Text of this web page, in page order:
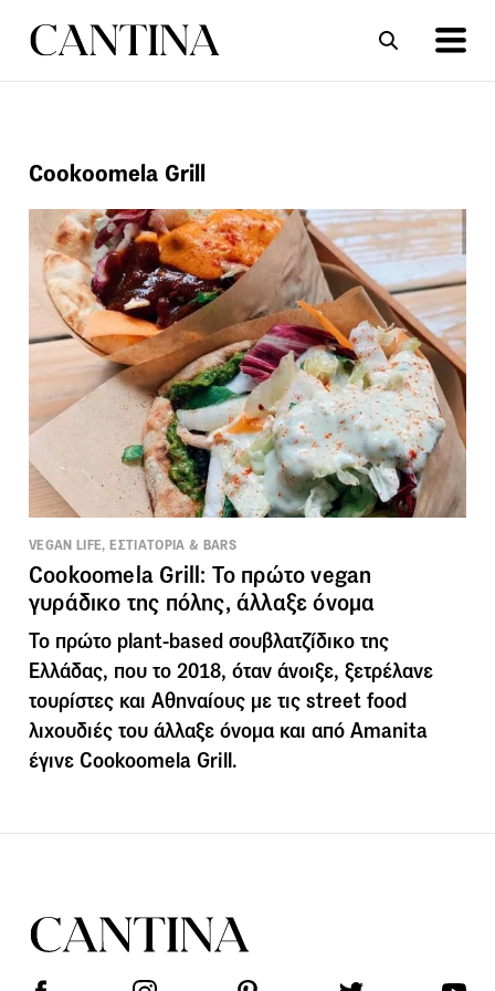
ΣΥΝΤΑΓΕΣ
Cookoomela Grill
VEGAN LIFE, ΕΣΤΙΑΤΟΡΙΑ & BARS
Cookoomela Grill: Το πρώτο vegan
γυράδικο της πόλης, άλλαξε όνομα
Το πρώτο plant-based σουβλατζίδικο της
Ελλάδας, που το 2018, όταν άνοιξε, ξετρέλανε
τουρίστες και Αθηναίους με τις street food
λιχουδιές του άλλαξε όνομα και από Amanita
έγινε Cookoomela Grill.